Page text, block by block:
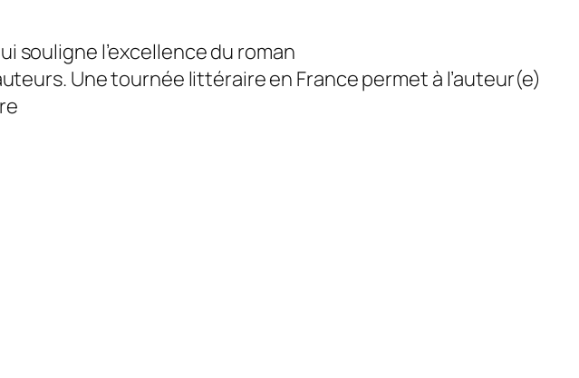
souligne l’excellence du roman
Une tournée littéraire en France permet à l’auteur(e)